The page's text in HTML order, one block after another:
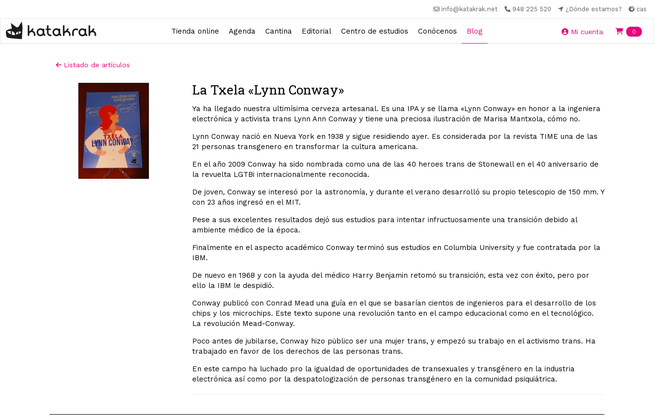
contenido
principal
info@katakrak.net 948 225 520 ¿Dónde estamos? cas
Tienda online Agenda Cantina Editorial Centro de estudios Conócenos Blog Mi cuenta 0
Listado de artículos
La Txela «Lynn Conway»
Ya ha llegado nuestra ultimísima cerveza artesanal. Es una IPA y se llama «Lynn Conway» en honor a la ingeniera
electrónica y activista trans Lynn Ann Conway y tiene una preciosa ilustración de Marisa Mantxola, cómo no.
Lynn Conway nació en Nueva York en 1938 y sigue residiendo ayer. Es considerada por la revista TIME una de las
21 personas transgenero en transformar la cultura americana.
En el año 2009 Conway ha sido nombrada como una de las 40 heroes trans de Stonewall en el 40 aniversario de
la revuelta LGTBi internacionalmente reconocida.
De joven, Conway se interesó por la astronomía, y durante el verano desarrolló su propio telescopio de 150 mm. Y
con 23 años ingresó en el MIT.
Pese a sus excelentes resultados dejó sus estudios para intentar infructuosamente una transición debido al
ambiente médico de la época.
Finalmente en el aspecto académico Conway terminó sus estudios en Columbia University y fue contratada por la
IBM.
De nuevo en 1968 y con la ayuda del médico Harry Benjamin retomó su transición, esta vez con éxito, pero por
ello la IBM le despidió.
Conway publicó con Conrad Mead una guía en el que se basarían cientos de ingenieros para el desarrollo de los
chips y los microchips. Este texto supone una revolución tanto en el campo educacional como en el tecnológico.
La revolución Mead-Conway.
Poco antes de jubilarse, Conway hizo público ser una mujer trans, y empezó su trabajo en el activismo trans. Ha
trabajado en favor de los derechos de las personas trans.
En este campo ha luchado pro la igualdad de oportunidades de transexuales y transgénero en la industria
electrónica así como por la despatologización de personas transgénero en la comunidad psiquiátrica.